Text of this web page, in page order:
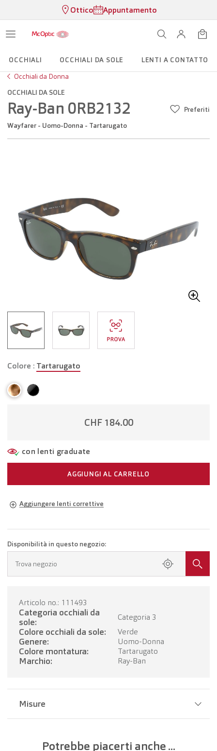
Ottico Appuntamento
OCCHIALI OCCHIALI DA SOLE
LENTI A CONTATTO
Occhiali da Donna
OCCHIALI DA SOLE
Ray-Ban 0RB2132
Wayfarer - Uomo-Donna - Tartarugato
Preferiti
Colore : Tartarugato
CHF 184.00
con lenti graduate
AGGIUNGI AL CARRELLO
Aggiungere lenti correttive
Occhiali con lenti monofocali
Fissa un appuntamento presso il tuo negozio.
FISSI UN APPUNTAMENTO
Disponibilità in questo negozio:
Trova negozio
Articolo no.: 111493
Categoria occhiali da
sole:
Categoria 3
Colore occhiali da sole: Verde
Genere: Uomo-Donna
Colore montatura: Tartarugato
Marchio: Ray-Ban
Misure
Potrebbe piacerti anche ...